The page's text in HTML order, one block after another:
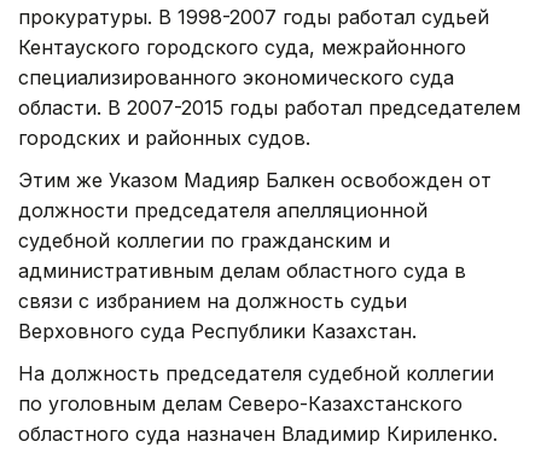
прокуратуры. В 1998-2007 годы работал судьей
Кентауского городского суда, межрайонного
специализированного экономического суда
области. В 2007-2015 годы работал председателем
городских и районных судов.
Этим же Указом Мадияр Балкен освобожден от
должности председателя апелляционной
судебной коллегии по гражданским и
административным делам областного суда в
связи с избранием на должность судьи
Верховного суда Республики Казахстан.
На должность председателя судебной коллегии
по уголовным делам Северо-Казахстанского
областного суда назначен Владимир Кириленко.